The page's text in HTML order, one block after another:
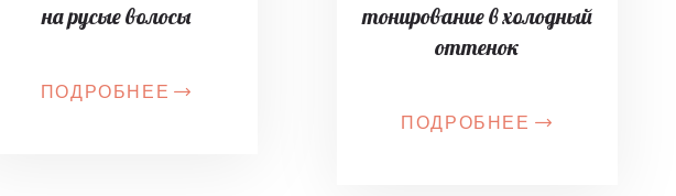
на русые волосы
ПОДРОБНЕЕ
тонирование в холодный
оттенок
ПОДРОБНЕЕ